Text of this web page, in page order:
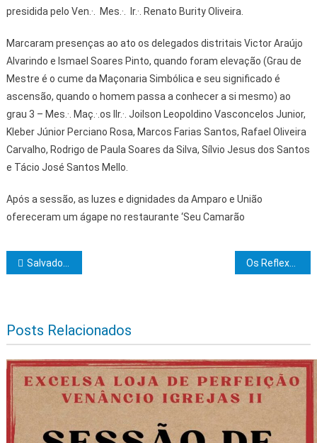
presidida pelo Ven.·. Mes.·. Ir.·. Renato Burity Oliveira.
Marcaram presenças ao ato os delegados distritais Victor Araújo
Alvarindo e Ismael Soares Pinto, quando foram elevação (Grau de
Mestre é o cume da Maçonaria Simbólica e seu significado é
ascensão, quando o homem passa a conhecer a si mesmo) ao
grau 3 – Mes.·. Maç.·.os IIr.·. Joilson Leopoldino Vasconcelos Junior,
Kleber Júnior Perciano Rosa, Marcos Farias Santos, Rafael Oliveira
Carvalho, Rodrigo de Paula Soares da Silva, Sílvio Jesus dos Santos
e Tácio José Santos Mello.
Após a sessão, as luzes e dignidades da Amparo e União
ofereceram um ágape no restaurante ‘Seu Camarão
Navegação de Post
Salvador vai sediar a primeira edição do Festival do Queijo Artesanal da Bahia Os Reflexos Jurídicos da Independência do Brasil: A Construção de um Novo Sistema Jurídico
Posts Relacionados